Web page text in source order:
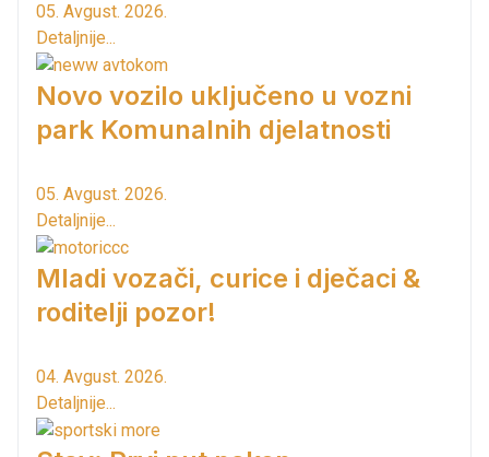
05. Avgust. 2026.
Detaljnije...
Novo vozilo uključeno u vozni
park Komunalnih djelatnosti
05. Avgust. 2026.
Detaljnije...
Mladi vozači, curice i dječaci &
roditelji pozor!
04. Avgust. 2026.
Detaljnije...